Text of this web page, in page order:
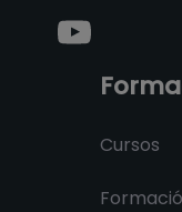
Cursos